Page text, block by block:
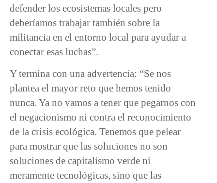
defender los ecosistemas locales pero
deberíamos trabajar también sobre la
militancia en el entorno local para ayudar a
conectar esas luchas”.
Y termina con una advertencia: “Se nos
plantea el mayor reto que hemos tenido
nunca. Ya no vamos a tener que pegarnos con
el negacionismo ni contra el reconocimiento
de la crisis ecológica. Tenemos que pelear
para mostrar que las soluciones no son
soluciones de capitalismo verde ni
meramente tecnológicas, sino que las